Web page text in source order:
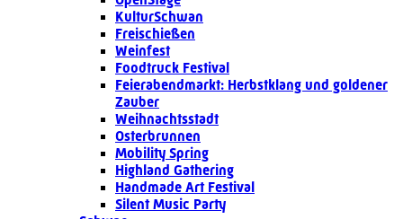
KulturSchwan
Freischießen
Weinfest
Foodtruck Festival
Feierabendmarkt: Herbstklang und goldener
Zauber
Weihnachtsstadt
Osterbrunnen
Mobility Spring
Highland Gathering
Handmade Art Festival
Silent Music Party